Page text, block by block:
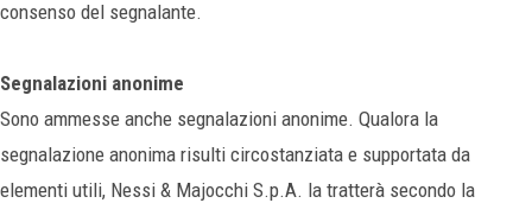
consenso del segnalante.
Segnalazioni anonime
Sono ammesse anche segnalazioni anonime. Qualora la
segnalazione anonima risulti circostanziata e supportata da
elementi utili, Nessi & Majocchi S.p.A. la tratterà secondo la